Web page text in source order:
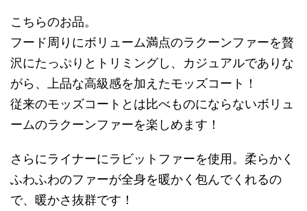
こちらのお品。
フード周りにボリューム満点のラクーンファーを贅
沢にたっぷりとトリミングし、カジュアルでありな
がら、上品な高級感を加えたモッズコート！
従来のモッズコートとは比べものにならないボリュ
ームのラクーンファーを楽しめます！
さらにライナーにラビットファーを使用。柔らかく
ふわふわのファーが全身を暖かく包んでくれるの
で、暖かさ抜群です！